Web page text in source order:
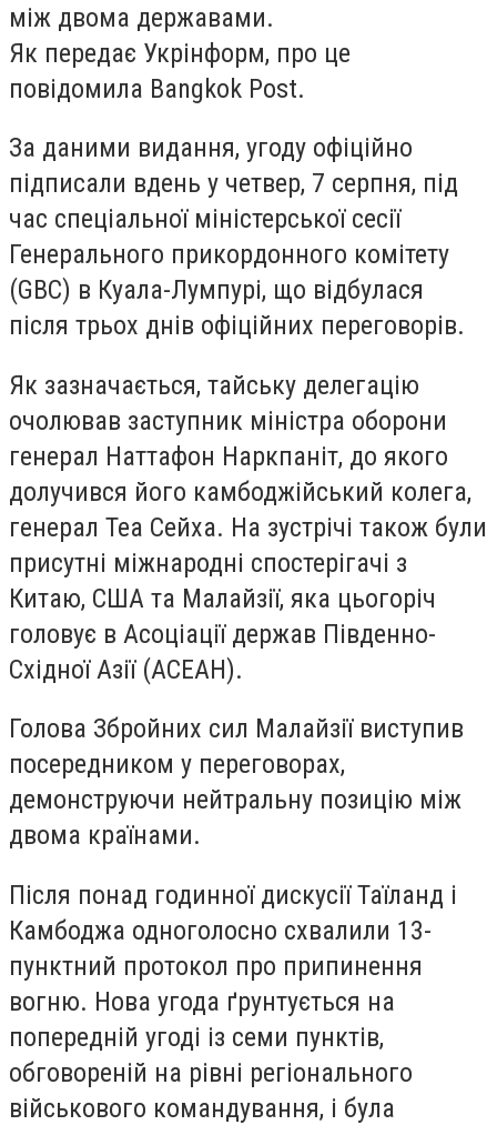
між двома державами.
Як передає Укрінформ, про це
повідомила Bangkok Post.
За даними видання, угоду офіційно
підписали вдень у четвер, 7 серпня, під
час спеціальної міністерської сесії
Генерального прикордонного комітету
(GBC) в Куала-Лумпурі, що відбулася
після трьох днів офіційних переговорів.
Як зазначається, тайську делегацію
очолював заступник міністра оборони
генерал Наттафон Наркпаніт, до якого
долучився його камбоджійський колега,
генерал Теа Сейха. На зустрічі також були
присутні міжнародні спостерігачі з
Китаю, США та Малайзії, яка цьогоріч
головує в Асоціації держав Південно-
Східної Азії (АСЕАН).
Голова Збройних сил Малайзії виступив
посередником у переговорах,
демонструючи нейтральну позицію між
двома країнами.
Після понад годинної дискусії Таїланд і
Камбоджа одноголосно схвалили 13-
пунктний протокол про припинення
вогню. Нова угода ґрунтується на
попередній угоді із семи пунктів,
обговореній на рівні регіонального
військового командування, і була